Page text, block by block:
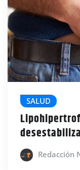
SALUD
Redacción